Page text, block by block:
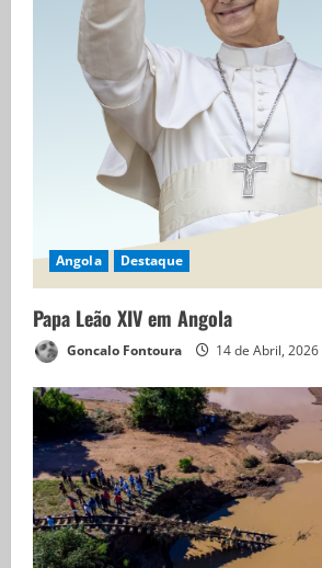
Angola Destaque
Papa Leão XIV em Angola
Goncalo Fontoura 14 de Abril, 2026